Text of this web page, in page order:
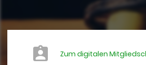
Zum digitalen